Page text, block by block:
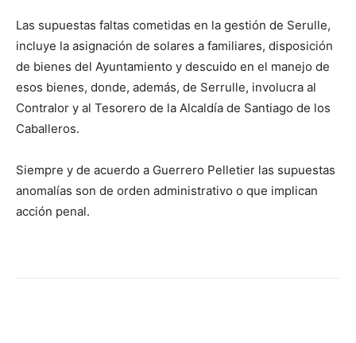
Las supuestas faltas cometidas en la gestión de Serulle,
incluye la asignación de solares a familiares, disposición
de bienes del Ayuntamiento y descuido en el manejo de
esos bienes, donde, además, de Serrulle, involucra al
Contralor y al Tesorero de la Alcaldía de Santiago de los
Caballeros.
Siempre y de acuerdo a Guerrero Pelletier las supuestas
anomalías son de orden administrativo o que implican
acción penal.